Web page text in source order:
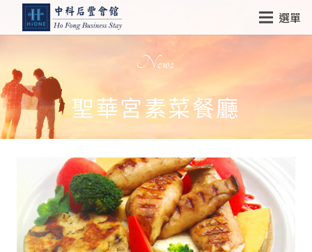
選單
News
聖華宮素菜餐廳